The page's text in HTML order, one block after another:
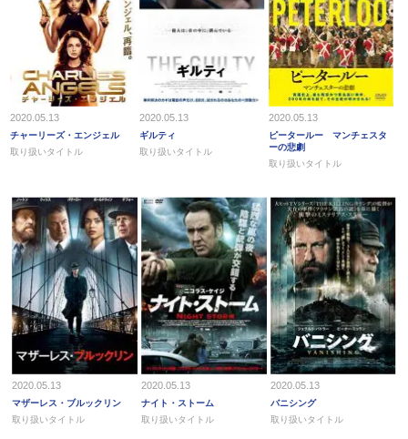
2020.05.13
チャーリーズ・エンジェル
取り扱いタイトル
2020.05.13
ギルティ
取り扱いタイトル
2020.05.13
ピータールー マンチェスタ
ーの悲劇
取り扱いタイトル
2020.05.13
マザーレス・ブルックリン
取り扱いタイトル
2020.05.13
ナイト・ストーム
取り扱いタイトル
2020.05.13
バニシング
取り扱いタイトル